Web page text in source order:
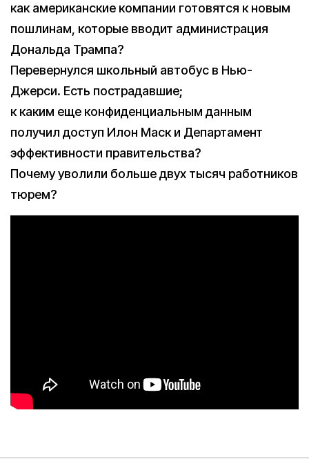
как американские компании готовятся к новым
пошлинам, которые вводит администрация
Дональда Трампа?
Перевернулся школьный автобус в Нью-
Джерси. Есть пострадавшие;
к каким еще конфиденциальным данным
получил доступ Илон Маск и Департамент
эффективности правительства?
Почему уволили больше двух тысяч работников
тюрем?